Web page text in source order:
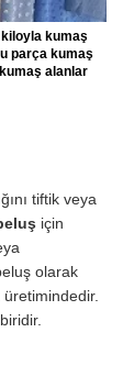
kumaş
parça kumaş
alanlar
tiftik veya
için
olarak
üretimindedir.